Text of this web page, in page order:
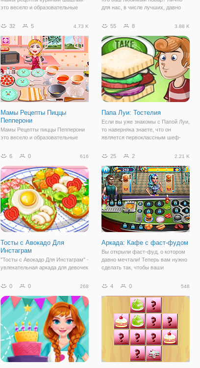
это весело и образовательные
куриный шашлык! Чтобы сделать
сделать пасту путем измельчения
чеснока, имбиря, апельсина
тертая цедра
для нас, в числе лучших, давно
не знает рецептов. Например,
Банановый пирог, который вы
можете научиться готовить в
аркаде онлайн
32 5 4.73 K
Мамы Рецепты Пиццы
Пепперони
Мамы Рецепты пиццы Пепперони
это весело и образовательные
пиццу Пепперони! Начала делать
разогрейте духовку до 214 Ф.
добавьте воду, соль и дрожжи в
мерный
55 8 3.88 K
Папа Луи: Тостелия
Если вы уже знакомы с Папой Луи,
то наверняка знаете, что он
является первоклассным шеф-
открывает все новые и новые
Луи: Тостелия" - это онлайн
аркада, которая
6 0 616
Тосты с Авокадо Для
Инстаграм
"Тосты с Авокадо Для Инстаграм" -
увлекательная аркада для девочек
будете готовить тосты из авокадо,
их, а для того, чтобы выложить
красивые фотографии в
25 2 2.21 K
Аркада: Кафе с фаст-фудом
Вы открыли фаст-фуд, о котором
давно мечтали! Теперь вам нужно
сделать так, чтобы ваши
готовить для них лучшие
собой аркаду в кулинарном стиле,
поэтому от вас
0 0 268 4 0 548